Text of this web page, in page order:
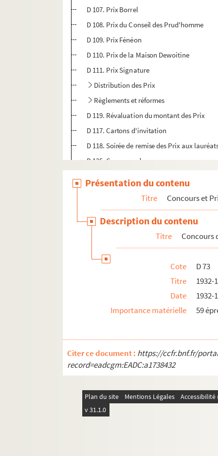
D 107. Prix Borrel
D 108. Prix du Conseil des Prud'homme
D 109. Prix Fénéon
D 110. Prix de la Maison Dewoitine
D 111. Prix Signature
Distribution des Prix
Règlements et réformes
D 119. Révaluation du montant des Prix
D 117. Cartons d'invitation
D 118. Soirée de remise des Prix aux
D 125. Correspondance
Collections
Expositions et manifestations culturelles
Documentation
Présentation du contenu
Titre Concours et
Description du contenu
Titre Concours
Cote
D 73
Titre
1932-
Date
1932-
Importance matérielle
59
Citer ce document : https://ccfr.bnf.fr/
record=eadcgm:EADC:a1738432
Plan du site Mentions Légales
v 31.1.0